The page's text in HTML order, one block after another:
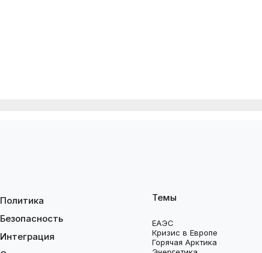
Политика
Безопасность
Интеграция
Темы
ЕАЭС
Кризис в Европе
Горячая Арктика